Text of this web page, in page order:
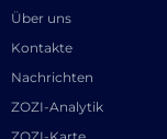
Über uns
Kontakte
Nachrichten
ZOZI-Analytik